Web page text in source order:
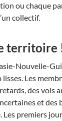
ou chaque
collectif.
territoire
Nouvelle-
Les
des vols
et des
premiers